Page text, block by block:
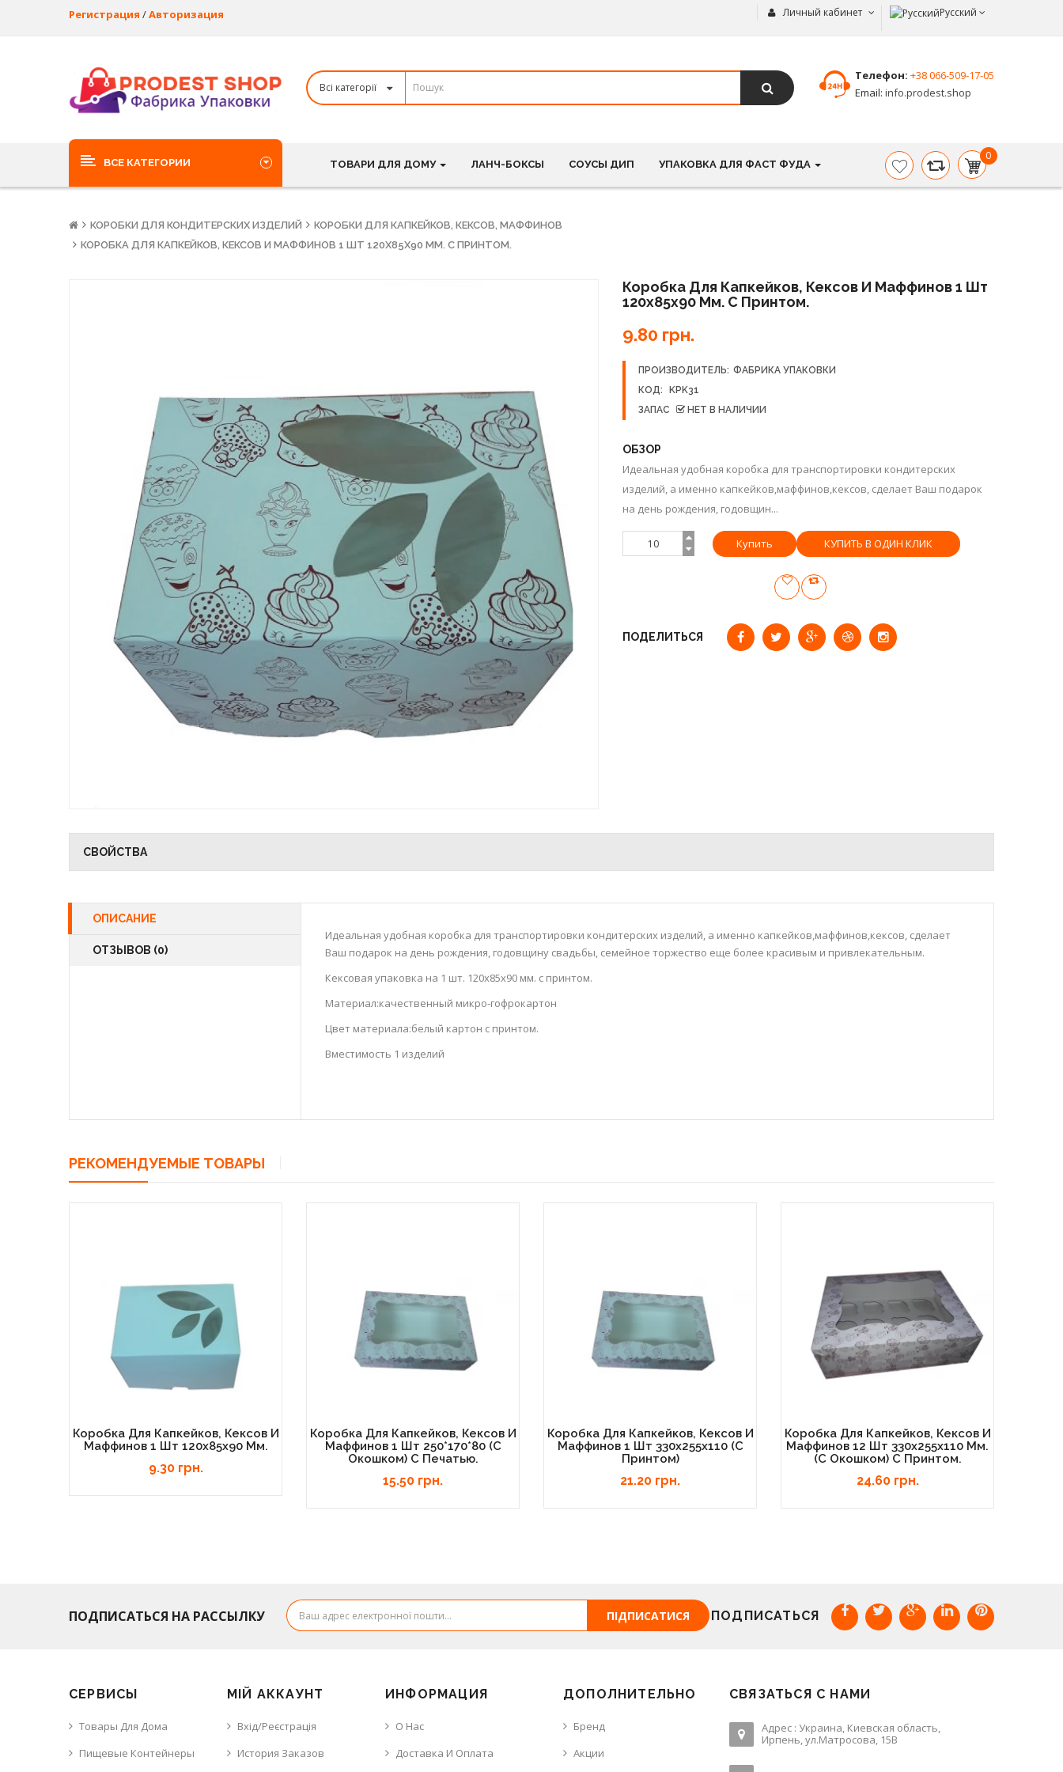
Регистрация /Авторизация Личный кабинет Русский
Телефон: +38 066-509-17-05
Email: info.prodest.shop
ВСЕ КАТЕГОРИИ ТОВАРИ ДЛЯ ДОМУ ЛАНЧ-БОКСЫ СОУСЫ ДИП УПАКОВКА ДЛЯ ФАСТ ФУДА
0
item(s)
-
КОРОБКИ ДЛЯ КОНДИТЕРСКИХ ИЗДЕЛИЙ
КОРОБКИ ДЛЯ КАПКЕЙКОВ, КЕКСОВ, МАФФИНОВ
КОРОБКА ДЛЯ КАПКЕЙКОВ, КЕКСОВ И МАФФИНОВ 1 ШТ 120Х85Х90 ММ. С ПРИНТОМ.
Коробка Для Капкейков, Кексов И Маффинов 1 Шт
120х85х90 Мм. С Принтом.
9.80 грн.
ПРОИЗВОДИТЕЛЬ: ФАБРИКА УПАКОВКИ
КОД:
KPK31
ЗАПАС
НЕТ В НАЛИЧИИ
ОБЗОР
Идеальная удобная коробка для транспортировки кондитерских
изделий, а именно капкейков,маффинов,кексов, сделает Ваш подарок
на день рождения, годовщин...
КУПИТЬ В ОДИН КЛИК
ПОДЕЛИТЬСЯ
СВОЙСТВА
ОПИСАНИЕ
ОТЗЫВОВ (0)
Идеальная удобная коробка для транспортировки кондитерских изделий, а именно капкейков,маффинов,кексов, сделает
Ваш подарок на день рождения, годовщину свадьбы, семейное торжество еще более красивым и привлекательным.
Кексовая упаковка на 1 шт. 120х85х90 мм. с принтом.
Материал:качественный микро-гофрокартон
Цвет материала:белый картон с принтом.
Вместимость 1 изделий
РЕКОМЕНДУЕМЫЕ ТОВАРЫ
Коробка Для Капкейков, Кексов И
Маффинов 1 Шт 120х85х90 Мм.
9.30 грн.
Коробка Для Капкейков, Кексов И
Маффинов 1 Шт 250*170*80 (с
Окошком) С Печатью.
15.50 грн.
Коробка Для Капкейков, Кексов И
Маффинов 1 Шт 330х255х110 (с
Принтом)
21.20 грн.
Коробка Для Капкейков, Кексов И
Маффинов 12 Шт 330х255х110 Мм.
(с Окошком) С Принтом.
24.60 грн.
ПОДПИСАТЬСЯ НА РАССЫЛКУ ПІДПИСАТИСЯ ПОДПИСАТЬСЯ
СЕРВИСЫ
Товары Для Дома
Пищевые Контейнеры
МІЙ АККАУНТ
Вхід/Реєстрація
История Заказов
ИНФОРМАЦИЯ
О Нас
Доставка И Оплата
ДОПОЛНИТЕЛЬНО
Бренд
Акции
СВЯЗАТЬСЯ С НАМИ
Адрес : Украина, Киевская область,
Ирпень, ул.Матросова, 15В